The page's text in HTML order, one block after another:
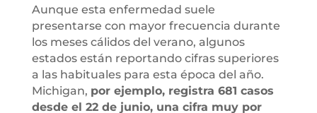
Aunque esta enfermedad suele
presentarse con mayor frecuencia durante
los meses cálidos del verano, algunos
estados están reportando cifras superiores
a las habituales para esta época del año.
Michigan, por ejemplo, registra 681 casos
desde el 22 de junio, una cifra muy por